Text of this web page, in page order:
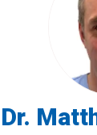
Dr.